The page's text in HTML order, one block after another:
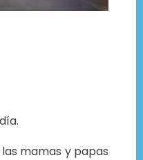
mamas y papas